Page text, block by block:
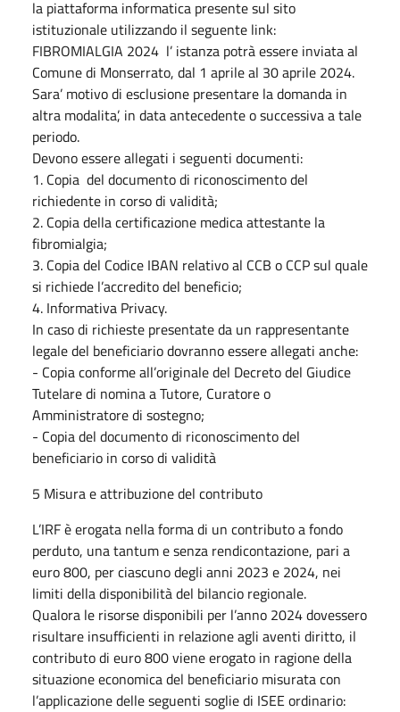
la piattaforma informatica presente sul sito
istituzionale utilizzando il seguente link:
FIBROMIALGIA 2024 l’ istanza potrà essere inviata al
Comune di Monserrato, dal 1 aprile al 30 aprile 2024.
Sara’ motivo di esclusione presentare la domanda in
altra modalita’, in data antecedente o successiva a tale
periodo.
Devono essere allegati i seguenti documenti:
1. Copia del documento di riconoscimento del
richiedente in corso di validità;
2. Copia della certificazione medica attestante la
fibromialgia;
3. Copia del Codice IBAN relativo al CCB o CCP sul quale
si richiede l’accredito del beneficio;
4. Informativa Privacy.
In caso di richieste presentate da un rappresentante
legale del beneficiario dovranno essere allegati anche:
- Copia conforme all’originale del Decreto del Giudice
Tutelare di nomina a Tutore, Curatore o
Amministratore di sostegno;
- Copia del documento di riconoscimento del
beneficiario in corso di validità
5 Misura e attribuzione del contributo
L’IRF è erogata nella forma di un contributo a fondo
perduto, una tantum e senza rendicontazione, pari a
euro 800, per ciascuno degli anni 2023 e 2024, nei
limiti della disponibilità del bilancio regionale.
Qualora le risorse disponibili per l’anno 2024 dovessero
risultare insufficienti in relazione agli aventi diritto, il
contributo di euro 800 viene erogato in ragione della
situazione economica del beneficiario misurata con
l’applicazione delle seguenti soglie di ISEE ordinario: